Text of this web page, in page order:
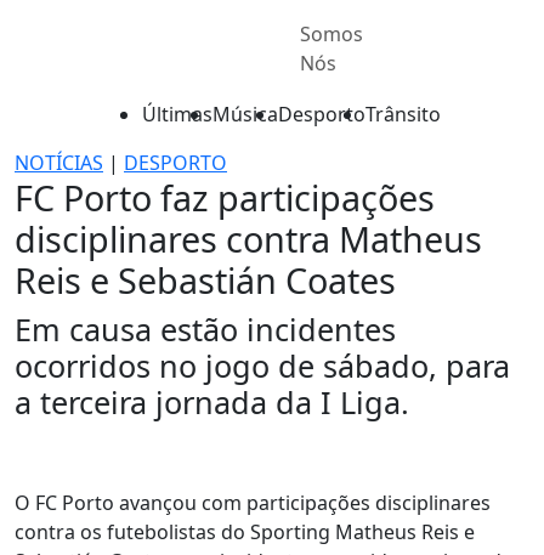
Somos
Nós
ÚltimasMúsicaDesportoTrânsito
NOTÍCIAS | DESPORTO
FC Porto faz participações
disciplinares contra Matheus
Reis e Sebastián Coates
Em causa estão incidentes
ocorridos no jogo de sábado, para
a terceira jornada da I Liga.
O FC Porto avançou com participações disciplinares
contra os futebolistas do Sporting Matheus Reis e